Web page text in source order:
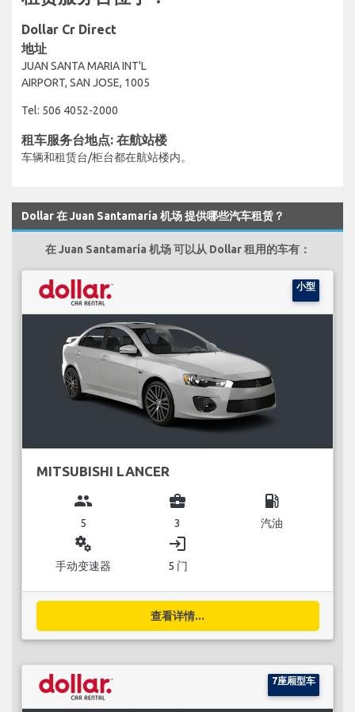
Dollar Cr Direct
地址
JUAN SANTA MARIA INT'L
AIRPORT, SAN JOSE, 1005
Tel: 506 4052-2000
租车服务台地点: 在航站楼
车辆和租赁台/柜台都在航站楼内。
Dollar 在 Juan Santamaría 机场 提供哪些汽车租赁？
在 Juan Santamaría 机场 可以从 Dollar 租用的车有：
小型
MITSUBISHI LANCER
group
5
business_center
3
local_gas_station
汽油
miscellaneous_services
手动变速器
login
5 门
查看详情...
7座厢型车